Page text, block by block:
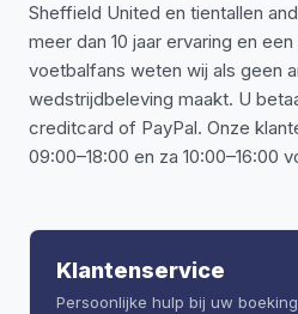
Sheffield United en tientallen
meer dan 10 jaar ervaring en
voetbalfans weten wij als geen
wedstrijdbeleving maakt. U
creditcard of PayPal. Onze
09:00–18:00 en za 10:00–16:00
Klantenservice
Persoonlijke hulp bij uw boeking